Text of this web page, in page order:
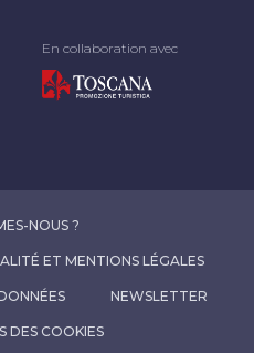
En collaboration avec
NOUS ?
ET MENTIONS LÉGALES
NEWSLETTER
DES COOKIES